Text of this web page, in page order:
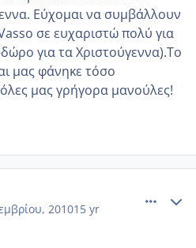
Εύχομαι να συμβάλλουν
σε ευχαριστώ πολύ για
για τα Χριστούγεννα).Το
μας φάνηκε τόσο
μας γρήγορα μανούλες!
201015 yr